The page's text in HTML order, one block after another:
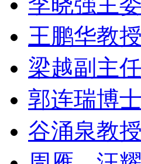
王鹏华教
梁越副主
郭连瑞博
谷涌泉教